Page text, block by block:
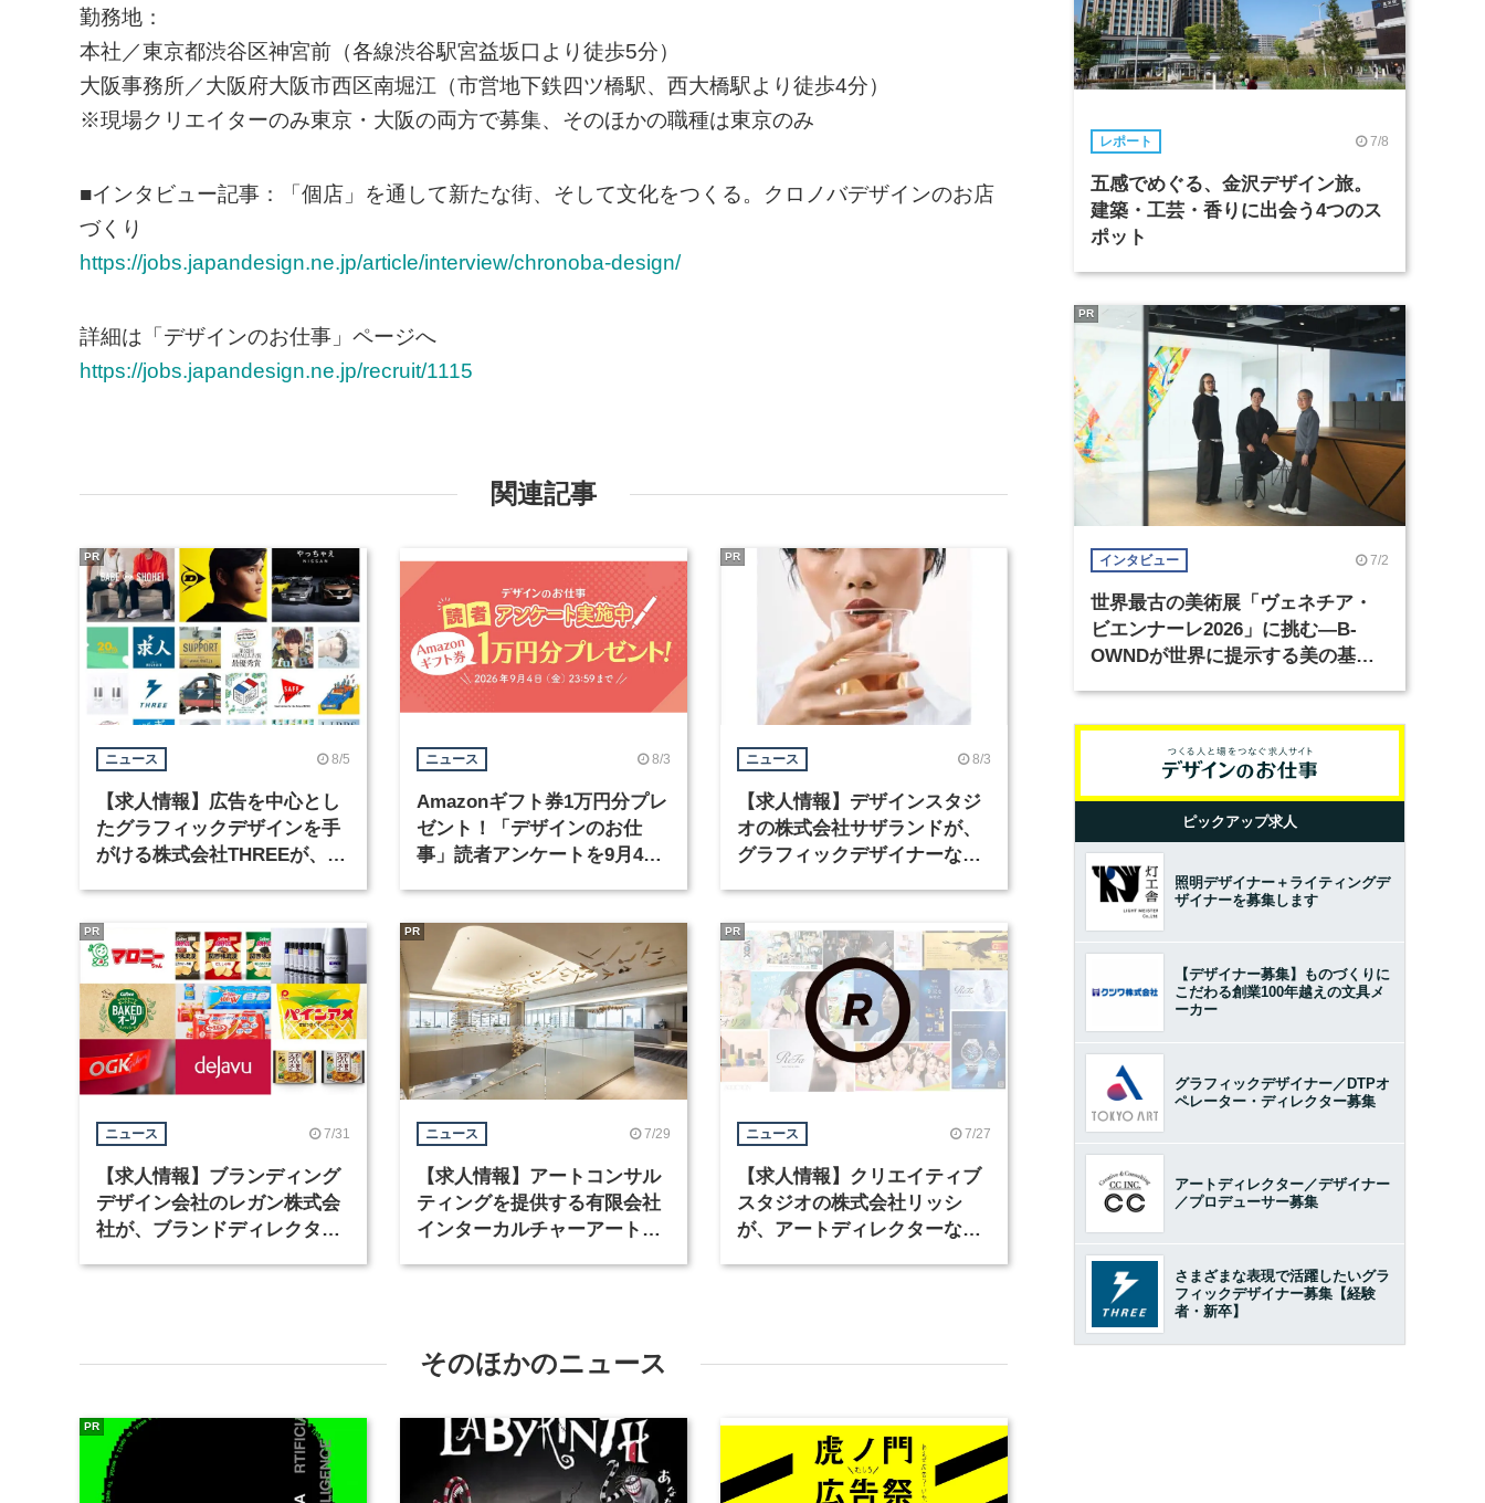
勤務地：
本社／東京都渋谷区神宮前（各線渋谷駅宮益坂口より徒歩5分）
大阪事務所／大阪府大阪市西区南堀江（市営地下鉄四ツ橋駅、西大橋駅より徒歩4分）
※現場クリエイターのみ東京・大阪の両方で募集、そのほかの職種は東京のみ
■インタビュー記事：「個店」を通して新たな街、そして文化をつくる。クロノバデザインのお店
づくり
https://jobs.japandesign.ne.jp/article/interview/chronoba-design/
詳細は「デザインのお仕事」ページへ
https://jobs.japandesign.ne.jp/recruit/1115
関連記事
ニュース 8/5
【求人情報】広告を中心とし
たグラフィックデザインを手
がける株式会社THREEが、グ
PR
ニュース 8/3
Amazonギフト券1万円分プレ
ゼント！「デザインのお仕
事」読者アンケートを9月4日
ニュース 8/3
【求人情報】デザインスタジ
オの株式会社サザランドが、
グラフィックデザイナーなど2
PR
ニュース 7/31
【求人情報】ブランディング
デザイン会社のレガン株式会
社が、ブランドディレクター
PR
ニュース 7/29
【求人情報】アートコンサル
ティングを提供する有限会社
インターカルチャーアート
PR
ニュース 7/27
【求人情報】クリエイティブ
スタジオの株式会社リッシ
が、アートディレクターなど2
PR
そのほかのニュース
PR
レポート 7/8
五感でめぐる、金沢デザイン旅。
建築・工芸・香りに出会う4つのス
ポット
インタビュー 7/2
世界最古の美術展「ヴェネチア・
ビエンナーレ2026」に挑む―B-
OWNDが世界に提示する美の基準
PR
ピックアップ求人
照明デザイナー＋ライティングデ
ザイナーを募集します
【デザイナー募集】ものづくりに
こだわる創業100年越えの文具メ
ーカー
グラフィックデザイナー／DTPオ
ペレーター・ディレクター募集
アートディレクター／デザイナー
／プロデューサー募集
さまざまな表現で活躍したいグラ
フィックデザイナー募集【経験
者・新卒】